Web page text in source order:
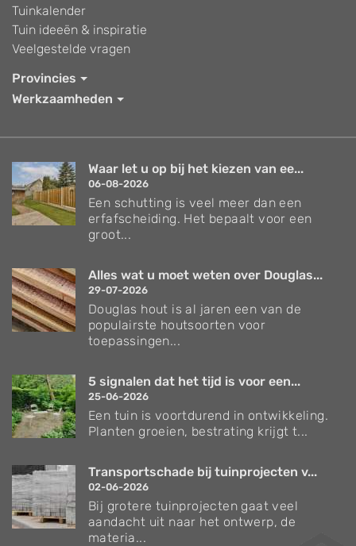
Tuinkalender
Tuin ideeën & inspiratie
Veelgestelde vragen
Provincies
Werkzaamheden
Waar let u op bij het kiezen van ee...
06-08-2026
Een schutting is veel meer dan een
erfafscheiding. Het bepaalt voor een
groot...
Alles wat u moet weten over Douglas...
29-07-2026
Douglas hout is al jaren een van de
populairste houtsoorten voor
toepassingen...
5 signalen dat het tijd is voor een...
25-06-2026
Een tuin is voortdurend in ontwikkeling.
Planten groeien, bestrating krijgt t...
Transportschade bij tuinprojecten v...
02-06-2026
Bij grotere tuinprojecten gaat veel
aandacht uit naar het ontwerp, de
materia...